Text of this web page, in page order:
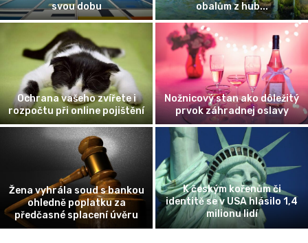
z hub...
ako dôležitý
oslavy
kořenům či
USA hlásilo 1,4
lidí
atmosféru při klubovém tanci
Geopolitika vzácných kovů:
Skutečná cena za zelenou a
digitální revoluci
se
Cesta podnikatele: Jak
proměnit odvážnou myšlenku
ve fungující firmu
Konec
v roce
přednost